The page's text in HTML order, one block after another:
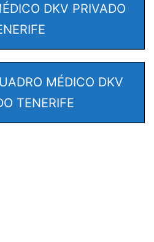
DKV PRIVADO
MÉDICO DKV
TENERIFE